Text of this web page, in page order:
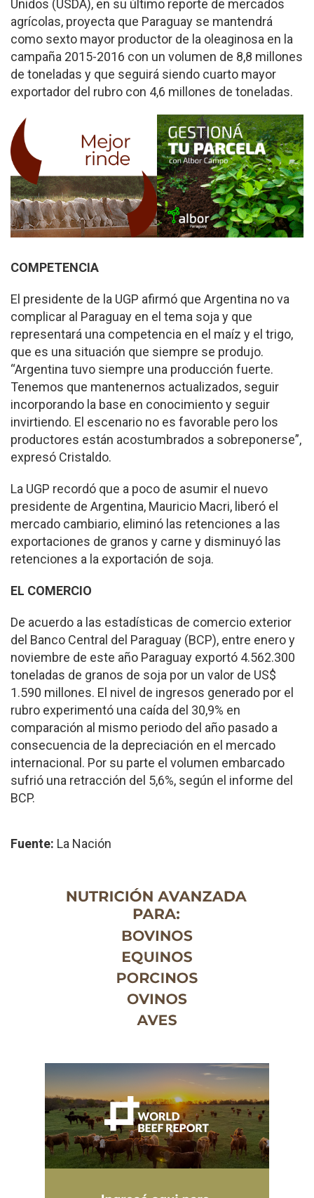
Unidos (USDA), en su último reporte de mercados
agrícolas, proyecta que Paraguay se mantendrá
como sexto mayor productor de la oleaginosa en la
campaña 2015-2016 con un volumen de 8,8 millones
de toneladas y que seguirá siendo cuarto mayor
exportador del rubro con 4,6 millones de toneladas.
COMPETENCIA
El presidente de la UGP afirmó que Argentina no va
complicar al Paraguay en el tema soja y que
representará una competencia en el maíz y el trigo,
que es una situación que siempre se produjo.
“Argentina tuvo siempre una producción fuerte.
Tenemos que mantenernos actualizados, seguir
incorporando la base en conocimiento y seguir
invirtiendo. El escenario no es favorable pero los
productores están acostumbrados a sobreponerse”,
expresó Cristaldo.
La UGP recordó que a poco de asumir el nuevo
presidente de Argentina, Mauricio Macri, liberó el
mercado cambiario, eliminó las retenciones a las
exportaciones de granos y carne y disminuyó las
retenciones a la exportación de soja.
EL COMERCIO
De acuerdo a las estadísticas de comercio exterior
del Banco Central del Paraguay (BCP), entre enero y
noviembre de este año Paraguay exportó 4.562.300
toneladas de granos de soja por un valor de US$
1.590 millones. El nivel de ingresos generado por el
rubro experimentó una caída del 30,9% en
comparación al mismo periodo del año pasado a
consecuencia de la depreciación en el mercado
internacional. Por su parte el volumen embarcado
sufrió una retracción del 5,6%, según el informe del
BCP.
Fuente: La Nación